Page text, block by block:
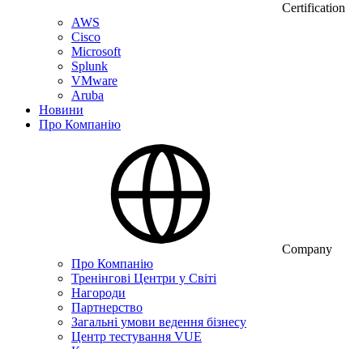
Certification
AWS
Cisco
Microsoft
Splunk
VMware
Aruba
Новини
Про Компанію
Company
Про Компанію
Тренінгові Центри у Світі
Нагороди
Партнерство
Загальні умови ведення бізнесу
Центр тестування VUE